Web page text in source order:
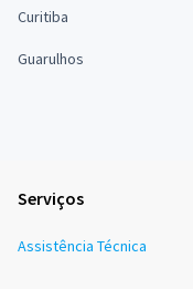
Curitiba
Guarulhos
Serviços
Assistência Técnica